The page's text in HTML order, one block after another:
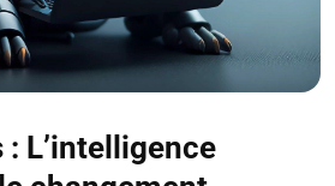
L’intelligence